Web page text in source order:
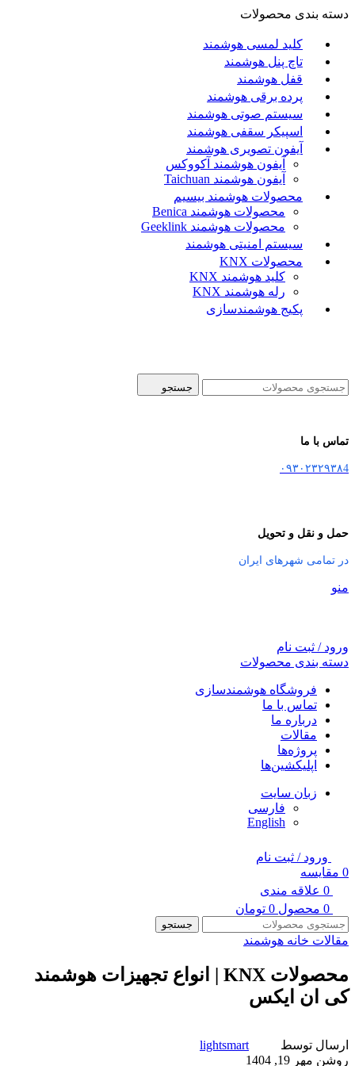
دسته بندی محصولات
کلید لمسی هوشمند
تاچ پنل هوشمند
قفل هوشمند
پرده برقی هوشمند
سیستم صوتی هوشمند
اسپیکر سقفی هوشمند
آیفون تصویری هوشمند
آيفون هوشمند آکووکس
آیفون هوشمند Taichuan
محصولات هوشمند بیسیم
محصولات هوشمند Benica
محصولات هوشمند Geeklink
سیستم امنیتی هوشمند
محصولات KNX
کلید هوشمند KNX
رله هوشمند KNX
پکیج هوشمندسازی
جستجو
تماس با ما
۰۹۳۰۲۳۲۹۳۸4
حمل و نقل و تحویل
در تمامی شهرهای ایران
منو
ورود / ثبت نام
دسته بندی محصولات
فروشگاه هوشمندسازی
تماس با ما
درباره ما
مقالات
پروژه‌ها
اپلیکشین‌ها
زبان سایت
فارسی
English
ورود / ثبت نام
0 مقایسه
0 علاقه مندی
0 محصول 0 تومان
جستجو
مقالات خانه هوشمند
محصولات KNX | انواع تجهیزات هوشمند
کی ان ایکس
ارسال توسط
lightsmart
روشن مهر 19, 1404